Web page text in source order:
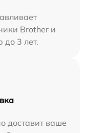
Brother и
до 3 лет.
доставит ваше